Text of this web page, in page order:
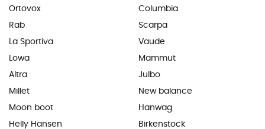
Ortovox
Rab
La Sportiva
Lowa
Altra
Millet
Moon boot
Helly Hansen
Columbia
Scarpa
Vaude
Mammut
Julbo
New balance
Hanwag
Birkenstock